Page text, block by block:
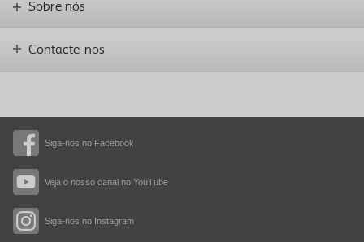
Siga-nos no Facebook
Veja o nosso canal no YouTube
Siga-nos no Instagram
Sobre nós
Contacte-nos